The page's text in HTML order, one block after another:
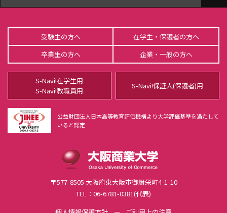
ユニバーシティホール蒼天
谷岡記念館
5号館
〒577-8505 大阪府東大阪市御厨栄町4-1-10
TEL：06-6781-0381(代表)
受験生の方へ
在学生・保護者の方へ
卒業生の方へ
企業・一般の方へ
S-Navi!在学生用
S-Navi!教職員用
S-Navi!保証人(保護者)用
公益財団法人日本高等教育評価機構より大学評価基準を満たして
いると認定